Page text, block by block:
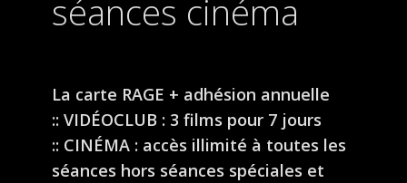
séances cinéma
La carte RAGE + adhésion annuelle
:: VIDÉOCLUB : 3 films pour 7 jours
:: CINÉMA : accès illimité à toutes les
séances hors séances spéciales et